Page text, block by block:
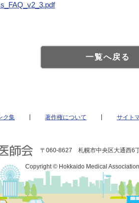
一覧へ戻る
ク集 著作権について サイト
〒060-8627 札幌市中央区大通西
Copyright © Hokkaido Medical